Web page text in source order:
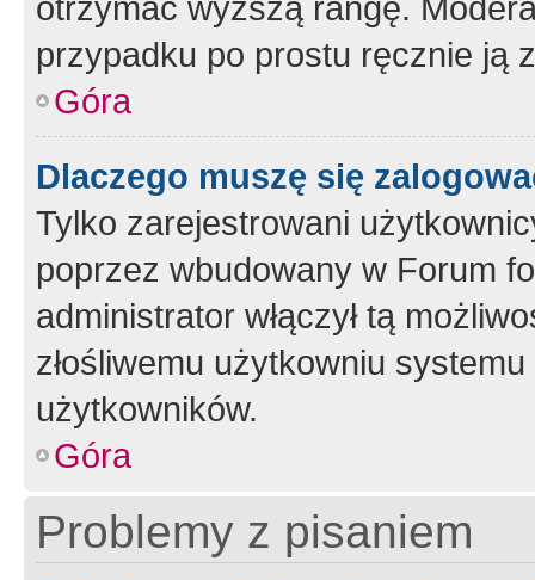
przypadku po prostu ręcznie ją
Góra
Dlaczego muszę się
Tylko zarejestrowani
poprzez wbudowany w Forum
administrator włączył tą
złośliwemu użytkowniu
użytkowników.
Góra
Problemy z pisaniem